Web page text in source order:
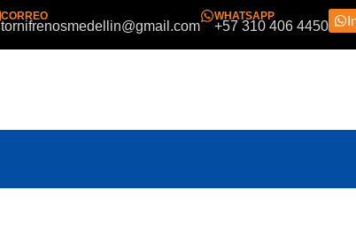
CORREO
tornifrenosmedellin@gmail.com
WHATSAPP
+57 310 406 4450